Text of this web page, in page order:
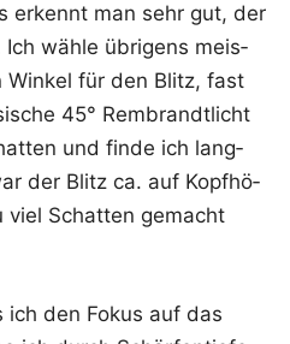
erkennt man sehr gut, der
Ich wäh­le übri­gens meis­
für den Blitz, fast
45° Rem­brandt­licht
und fin­de ich lang­
der Blitz ca. auf Kopf­hö­
viel Schat­ten gemacht
den Fokus auf das